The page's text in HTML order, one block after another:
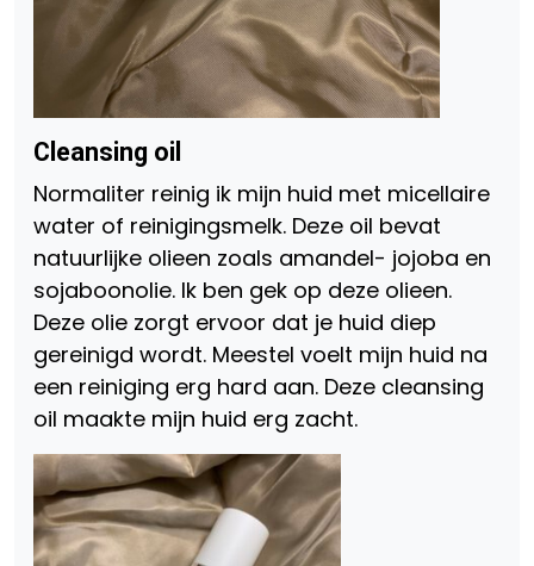
Cleansing oil
Normaliter reinig ik mijn huid met micellaire
water of reinigingsmelk. Deze oil bevat
natuurlijke olieen zoals amandel- jojoba en
sojaboonolie. Ik ben gek op deze olieen.
Deze olie zorgt ervoor dat je huid diep
gereinigd wordt. Meestel voelt mijn huid na
een reiniging erg hard aan. Deze cleansing
oil maakte mijn huid erg zacht.